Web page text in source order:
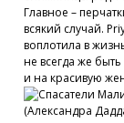
Главное –
всякий случай.
воплотила в
не всегда же
и на красивую
(Александра